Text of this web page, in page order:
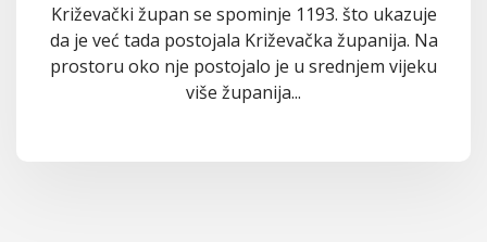
Križevački župan se spominje 1193. što ukazuje
da je već tada postojala Križevačka županija. Na
prostoru oko nje postojalo je u srednjem vijeku
više županija...